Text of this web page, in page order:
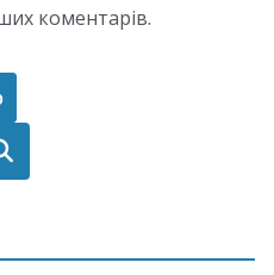
коментарів.